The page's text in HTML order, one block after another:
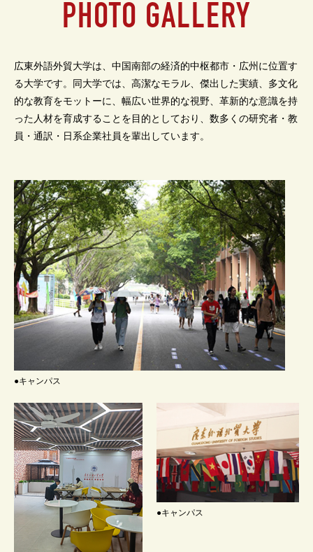
PHOTO GALLERY
広東外語外貿大学は、中国南部の経済的中枢都市・広州に位置す
る大学です。同大学では、高潔なモラル、傑出した実績、多文化
的な教育をモットーに、幅広い世界的な視野、革新的な意識を持
った人材を育成することを目的としており、数多くの研究者・教
員・通訳・日系企業社員を輩出しています。
●キャンパス
●キャンパス